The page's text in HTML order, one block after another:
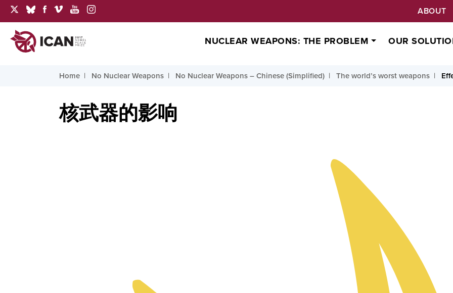
ABOUT
NUCLEAR WEAPONS: THE PROBLEM OUR
Home No Nuclear Weapons No Nuclear Weapons – Chinese (Simplified) The world’s worst weapons
核武器的影响